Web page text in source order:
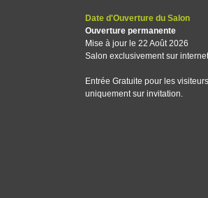
Date d'Ouverture du Salon
Ouverture permanente
Mise à jour le 22 Août 2026
Salon exclusivement sur internet
Entrée Gratuite pour les visiteurs
uniquement sur invitation.